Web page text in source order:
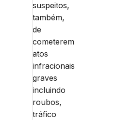
suspeitos,
também,
de
cometerem
atos
infracionais
graves
incluindo
roubos,
tráfico